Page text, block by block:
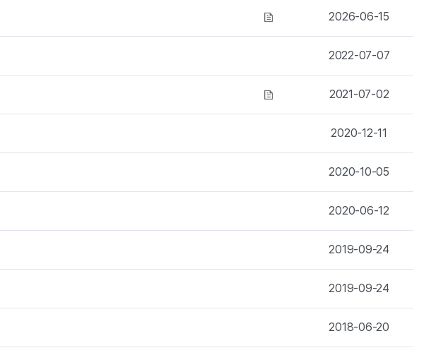
첨부파일 있음2026-06-15
2022-07-07
첨부파일 있음2021-07-02
2020-12-11
2020-10-05
2020-06-12
2019-09-24
2019-09-24
2018-06-20